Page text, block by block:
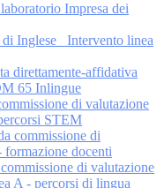
Impresa dei
Inglese _Intervento linea
direttamente-affidativa
65 Inlingue
di valutazione
STEM
commissione di
docenti
di valutazione
A - percorsi di lingua